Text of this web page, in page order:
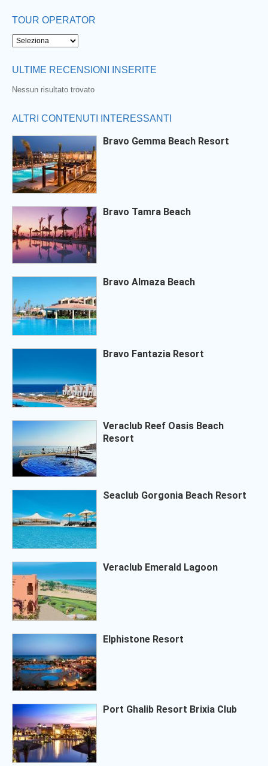
TOUR OPERATOR
ULTIME RECENSIONI INSERITE
Nessun risultato trovato
ALTRI CONTENUTI INTERESSANTI
Bravo Gemma Beach Resort
Bravo Tamra Beach
Bravo Almaza Beach
Bravo Fantazia Resort
Veraclub Reef Oasis Beach
Resort
Seaclub Gorgonia Beach Resort
Veraclub Emerald Lagoon
Elphistone Resort
Port Ghalib Resort Brixia Club